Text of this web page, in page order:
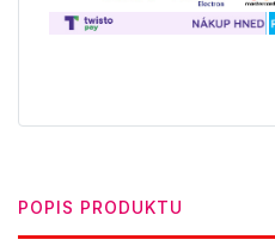
POPIS PRODUKTU